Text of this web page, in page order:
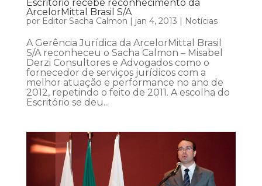
Escritório recebe reconhecimento da
ArcelorMittal Brasil S/A
por Editor Sacha Calmon | jan 4, 2013 | Notícias
A Gerência Jurídica da ArcelorMittal Brasil
S/A reconheceu o Sacha Calmon – Misabel
Derzi Consultores e Advogados como o
fornecedor de serviços jurídicos com a
melhor atuação e performance no ano de
2012, repetindo o feito de 2011. A escolha do
Escritório se deu...